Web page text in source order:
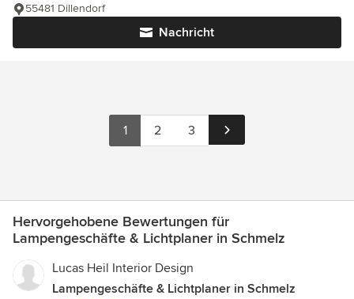
Nachricht
55481 Dillendorf
1 2 3
Hervorgehobene Bewertungen für
Lampengeschäfte & Lichtplaner in Schmelz
Lucas Heil Interior Design
Lampengeschäfte & Lichtplaner in Schmelz